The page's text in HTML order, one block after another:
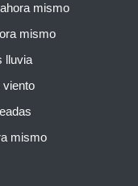
mismo
mismo
lluvia
mismo